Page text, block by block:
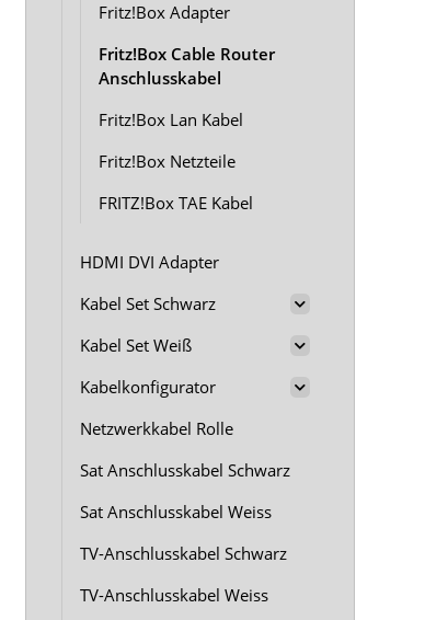
Fritz!Box Adapter
Fritz!Box Cable Router
Anschlusskabel
Fritz!Box Lan Kabel
Fritz!Box Netzteile
FRITZ!Box TAE Kabel
HDMI DVI Adapter
Kabel Set Schwarz
Kabel Set Weiß
Kabelkonfigurator
Netzwerkkabel Rolle
Sat Anschlusskabel Schwarz
Sat Anschlusskabel Weiss
TV-Anschlusskabel Schwarz
TV-Anschlusskabel Weiss